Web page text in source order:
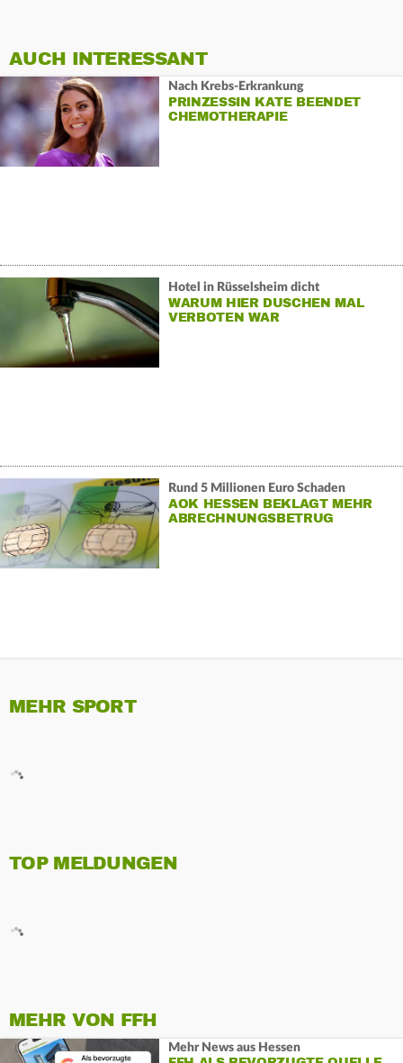
AUCH INTERESSANT
Nach Krebs-Erkrankung
PRINZESSIN KATE BEENDET
CHEMOTHERAPIE
Hotel in Rüsselsheim dicht
WARUM HIER DUSCHEN MAL
VERBOTEN WAR
Rund 5 Millionen Euro Schaden
AOK HESSEN BEKLAGT MEHR
ABRECHNUNGSBETRUG
MEHR SPORT
TOP MELDUNGEN
MEHR VON FFH
Mehr News aus Hessen